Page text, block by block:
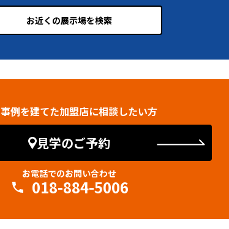
お近くの展示場を検索
例を建てた加盟店に相談したい方
見学のご予約
お電話でのお問い合わせ
018-884-5006